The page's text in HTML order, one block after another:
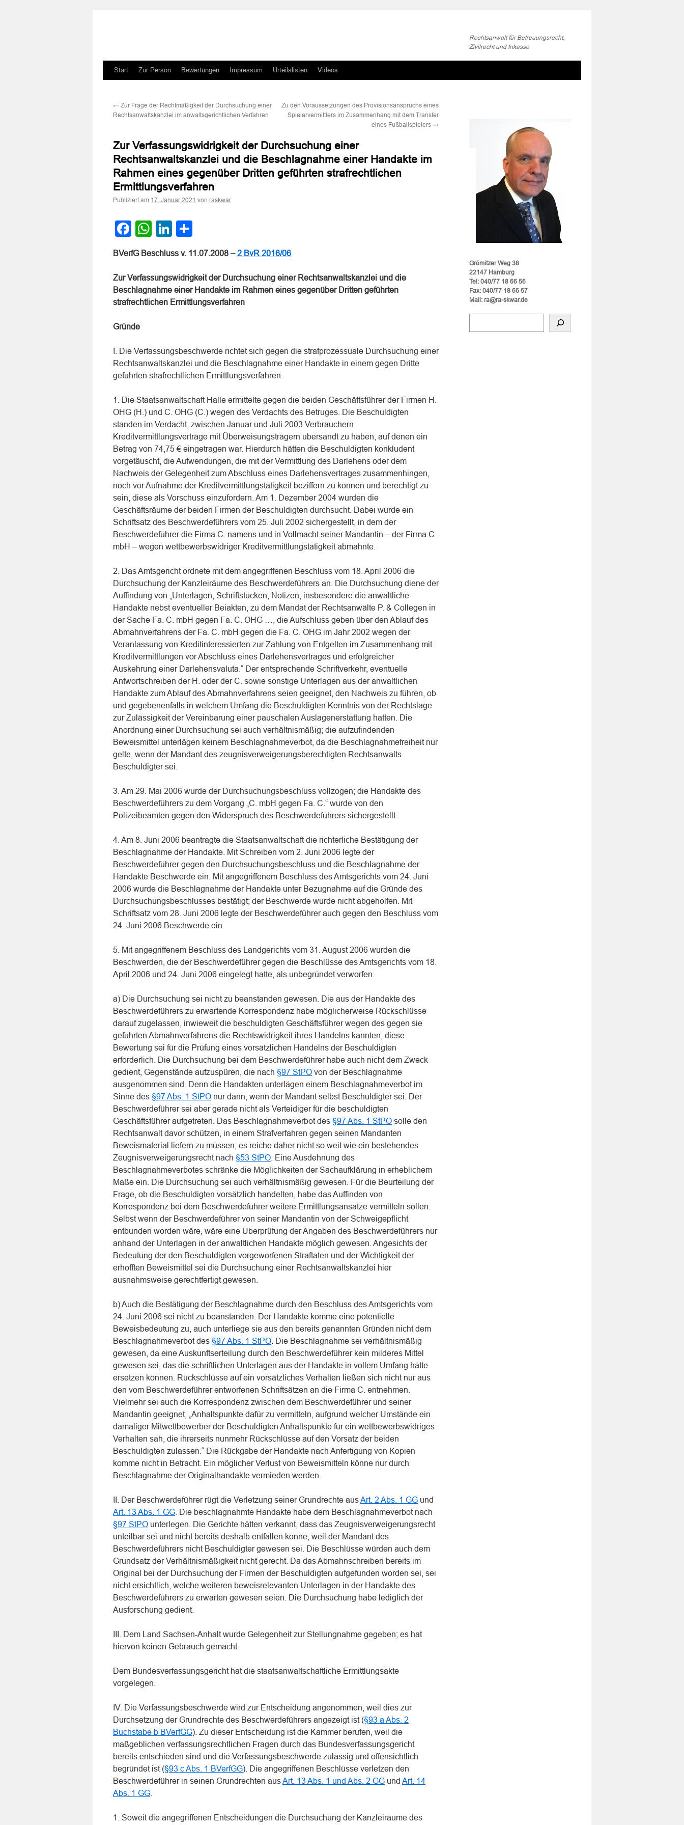
Rechtsanwalt für Betreuungsrecht,
Zivilrecht und Inkasso
Zum
springen
Start Zur Person Bewertungen Impressum Urteilslisten Videos
← Zur Frage der Rechtmäßigkeit der Durchsuchung einer
Rechtsanwaltskanzlei im anwaltsgerichtlichen Verfahren
Zu den Voraussetzungen des Provisionsanspruchs eines
Spielervermittlers im Zusammenhang mit dem Transfer
eines Fußballspielers →
Zur Verfassungswidrigkeit der Durchsuchung einer
Rechtsanwaltskanzlei und die Beschlagnahme einer Handakte im
Rahmen eines gegenüber Dritten geführten strafrechtlichen
Ermittlungsverfahren
Publiziert am 17. Januar 2021 von raskwar
Facebook
WhatsApp
LinkedIn
BVerfG Beschluss v. 11.07.2008 –2 BvR 2016/06
Zur Verfassungswidrigkeit der Durchsuchung einer Rechtsanwaltskanzlei und die
Beschlagnahme einer Handakte im Rahmen eines gegenüber Dritten geführten
strafrechtlichen Ermittlungsverfahren
Gründe
I. Die Verfassungsbeschwerde richtet sich gegen die strafprozessuale Durchsuchung einer
Rechtsanwaltskanzlei und die Beschlagnahme einer Handakte in einem gegen Dritte
geführten strafrechtlichen Ermittlungsverfahren.
1. Die Staatsanwaltschaft Halle ermittelte gegen die beiden Geschäftsführer der Firmen H.
OHG (H.) und C. OHG (C.) wegen des Verdachts des Betruges. Die Beschuldigten
standen im Verdacht, zwischen Januar und Juli 2003 Verbrauchern
Kreditvermittlungsverträge mit Überweisungsträgern übersandt zu haben, auf denen ein
Betrag von 74,75 € eingetragen war. Hierdurch hätten die Beschuldigten konkludent
vorgetäuscht, die Aufwendungen, die mit der Vermittlung des Darlehens oder dem
Nachweis der Gelegenheit zum Abschluss eines Darlehensvertrages zusammenhingen,
noch vor Aufnahme der Kreditvermittlungstätigkeit beziffern zu können und berechtigt zu
sein, diese als Vorschuss einzufordern. Am 1. Dezember 2004 wurden die
Geschäftsräume der beiden Firmen der Beschuldigten durchsucht. Dabei wurde ein
Schriftsatz des Beschwerdeführers vom 25. Juli 2002 sichergestellt, in dem der
Beschwerdeführer die Firma C. namens und in Vollmacht seiner Mandantin – der Firma C.
mbH – wegen wettbewerbswidriger Kreditvermittlungstätigkeit abmahnte.
2. Das Amtsgericht ordnete mit dem angegriffenen Beschluss vom 18. April 2006 die
Durchsuchung der Kanzleiräume des Beschwerdeführers an. Die Durchsuchung diene der
Auffindung von „Unterlagen, Schriftstücken, Notizen, insbesondere die anwaltliche
Handakte nebst eventueller Beiakten, zu dem Mandat der Rechtsanwälte P. & Collegen in
der Sache Fa. C. mbH gegen Fa. C. OHG …, die Aufschluss geben über den Ablauf des
Abmahnverfahrens der Fa. C. mbH gegen die Fa. C. OHG im Jahr 2002 wegen der
Veranlassung von Kreditinteressierten zur Zahlung von Entgelten im Zusammenhang mit
Kreditvermittlungen vor Abschluss eines Darlehensvertrages und erfolgreicher
Auskehrung einer Darlehensvaluta.“ Der entsprechende Schriftverkehr, eventuelle
Antwortschreiben der H. oder der C. sowie sonstige Unterlagen aus der anwaltlichen
Handakte zum Ablauf des Abmahnverfahrens seien geeignet, den Nachweis zu führen, ob
und gegebenenfalls in welchem Umfang die Beschuldigten Kenntnis von der Rechtslage
zur Zulässigkeit der Vereinbarung einer pauschalen Auslagenerstattung hatten. Die
Anordnung einer Durchsuchung sei auch verhältnismäßig; die aufzufindenden
Beweismittel unterlägen keinem Beschlagnahmeverbot, da die Beschlagnahmefreiheit nur
gelte, wenn der Mandant des zeugnisverweigerungsberechtigten Rechtsanwalts
Beschuldigter sei.
3. Am 29. Mai 2006 wurde der Durchsuchungsbeschluss vollzogen; die Handakte des
Beschwerdeführers zu dem Vorgang „C. mbH gegen Fa. C.“ wurde von den
Polizeibeamten gegen den Widerspruch des Beschwerdeführers sichergestellt.
4. Am 8. Juni 2006 beantragte die Staatsanwaltschaft die richterliche Bestätigung der
Beschlagnahme der Handakte. Mit Schreiben vom 2. Juni 2006 legte der
Beschwerdeführer gegen den Durchsuchungsbeschluss und die Beschlagnahme der
Handakte Beschwerde ein. Mit angegriffenem Beschluss des Amtsgerichts vom 24. Juni
2006 wurde die Beschlagnahme der Handakte unter Bezugnahme auf die Gründe des
Durchsuchungsbeschlusses bestätigt; der Beschwerde wurde nicht abgeholfen. Mit
Schriftsatz vom 28. Juni 2006 legte der Beschwerdeführer auch gegen den Beschluss vom
24. Juni 2006 Beschwerde ein.
5. Mit angegriffenem Beschluss des Landgerichts vom 31. August 2006 wurden die
Beschwerden, die der Beschwerdeführer gegen die Beschlüsse des Amtsgerichts vom 18.
April 2006 und 24. Juni 2006 eingelegt hatte, als unbegründet verworfen.
a) Die Durchsuchung sei nicht zu beanstanden gewesen. Die aus der Handakte des
Beschwerdeführers zu erwartende Korrespondenz habe möglicherweise Rückschlüsse
darauf zugelassen, inwieweit die beschuldigten Geschäftsführer wegen des gegen sie
geführten Abmahnverfahrens die Rechtswidrigkeit ihres Handelns kannten; diese
Bewertung sei für die Prüfung eines vorsätzlichen Handelns der Beschuldigten
erforderlich. Die Durchsuchung bei dem Beschwerdeführer habe auch nicht dem Zweck
gedient, Gegenstände aufzuspüren, die nach §97 StPO von der Beschlagnahme
ausgenommen sind. Denn die Handakten unterlägen einem Beschlagnahmeverbot im
Sinne des §97 Abs. 1 StPO nur dann, wenn der Mandant selbst Beschuldigter sei. Der
Beschwerdeführer sei aber gerade nicht als Verteidiger für die beschuldigten
Geschäftsführer aufgetreten. Das Beschlagnahmeverbot des §97 Abs. 1 StPO solle den
Rechtsanwalt davor schützen, in einem Strafverfahren gegen seinen Mandanten
Beweismaterial liefern zu müssen; es reiche daher nicht so weit wie ein bestehendes
Zeugnisverweigerungsrecht nach §53 StPO . Eine Ausdehnung des
Beschlagnahmeverbotes schränke die Möglichkeiten der Sachaufklärung in erheblichem
Maße ein. Die Durchsuchung sei auch verhältnismäßig gewesen. Für die Beurteilung der
Frage, ob die Beschuldigten vorsätzlich handelten, habe das Auffinden von
Korrespondenz bei dem Beschwerdeführer weitere Ermittlungsansätze vermitteln sollen.
Selbst wenn der Beschwerdeführer von seiner Mandantin von der Schweigepflicht
entbunden worden wäre, wäre eine Überprüfung der Angaben des Beschwerdeführers nur
anhand der Unterlagen in der anwaltlichen Handakte möglich gewesen. Angesichts der
Bedeutung der den Beschuldigten vorgeworfenen Straftaten und der Wichtigkeit der
erhofften Beweismittel sei die Durchsuchung einer Rechtsanwaltskanzlei hier
ausnahmsweise gerechtfertigt gewesen.
b) Auch die Bestätigung der Beschlagnahme durch den Beschluss des Amtsgerichts vom
24. Juni 2006 sei nicht zu beanstanden. Der Handakte komme eine potentielle
Beweisbedeutung zu, auch unterliege sie aus den bereits genannten Gründen nicht dem
Beschlagnahmeverbot des §97 Abs. 1 StPO . Die Beschlagnahme sei verhältnismäßig
gewesen, da eine Auskunftserteilung durch den Beschwerdeführer kein milderes Mittel
gewesen sei, das die schriftlichen Unterlagen aus der Handakte in vollem Umfang hätte
ersetzen können. Rückschlüsse auf ein vorsätzliches Verhalten ließen sich nicht nur aus
den vom Beschwerdeführer entworfenen Schriftsätzen an die Firma C. entnehmen.
Vielmehr sei auch die Korrespondenz zwischen dem Beschwerdeführer und seiner
Mandantin geeignet, „Anhaltspunkte dafür zu vermitteln, aufgrund welcher Umstände ein
damaliger Mitwettbewerber der Beschuldigten Anhaltspunkte für ein wettbewerbswidriges
Verhalten sah, die ihrerseits nunmehr Rückschlüsse auf den Vorsatz der beiden
Beschuldigten zulassen.“ Die Rückgabe der Handakte nach Anfertigung von Kopien
komme nicht in Betracht. Ein möglicher Verlust von Beweismitteln könne nur durch
Beschlagnahme der Originalhandakte vermieden werden.
II. Der Beschwerdeführer rügt die Verletzung seiner Grundrechte ausArt. 2 Abs. 1 GG und
Art. 13 Abs. 1 GG . Die beschlagnahmte Handakte habe dem Beschlagnahmeverbot nach
§97 StPO unterlegen. Die Gerichte hätten verkannt, dass das Zeugnisverweigerungsrecht
unteilbar sei und nicht bereits deshalb entfallen könne, weil der Mandant des
Beschwerdeführers nicht Beschuldigter gewesen sei. Die Beschlüsse würden auch dem
Grundsatz der Verhältnismäßigkeit nicht gerecht. Da das Abmahnschreiben bereits im
Original bei der Durchsuchung der Firmen der Beschuldigten aufgefunden worden sei, sei
nicht ersichtlich, welche weiteren beweisrelevanten Unterlagen in der Handakte des
Beschwerdeführers zu erwarten gewesen seien. Die Durchsuchung habe lediglich der
Ausforschung gedient.
III. Dem Land Sachsen-Anhalt wurde Gelegenheit zur Stellungnahme gegeben; es hat
hiervon keinen Gebrauch gemacht.
Dem Bundesverfassungsgericht hat die staatsanwaltschaftliche Ermittlungsakte
vorgelegen.
IV. Die Verfassungsbeschwerde wird zur Entscheidung angenommen, weil dies zur
Durchsetzung der Grundrechte des Beschwerdeführers angezeigt ist (§93 a Abs. 2
Buchstabe b BVerfGG). Zu dieser Entscheidung ist die Kammer berufen, weil die
maßgeblichen verfassungsrechtlichen Fragen durch das Bundesverfassungsgericht
bereits entschieden sind und die Verfassungsbeschwerde zulässig und offensichtlich
begründet ist (§93 c Abs. 1 BVerfGG). Die angegriffenen Beschlüsse verletzen den
Beschwerdeführer in seinen Grundrechten ausArt. 13 Abs. 1 und Abs. 2 GG und Art. 14
Abs. 1 GG
1. Soweit die angegriffenen Entscheidungen die Durchsuchung der Kanzleiräume des
Grömitzer Weg 38
22147 Hamburg
Tel: 040/77 18 66 56
Fax: 040/77 18 66 57
Mail: ra@ra-skwar.de